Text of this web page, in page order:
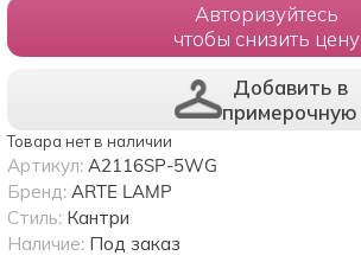
Авторизуйтесь
чтобы снизить цену
Добавить в
примерочную
Товара нет в наличии
Артикул: A2116SP-5WG
Бренд: ARTE LAMP
Стиль: Кантри
Наличие: Под заказ